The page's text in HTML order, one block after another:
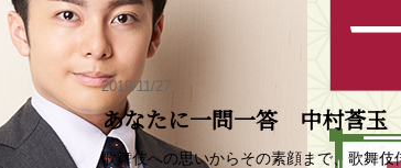
2019/11/27
あなたに一問一答 中村莟玉
歌舞伎への思いからその素顔まで、歌舞